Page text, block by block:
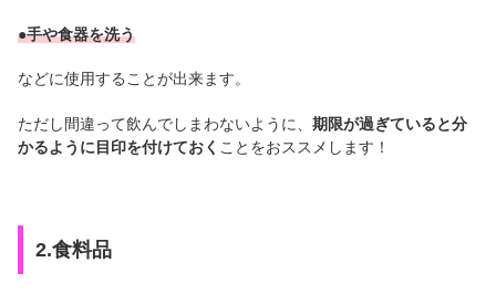
●手や食器を洗う
などに使用することが出来ます。
ただし間違って飲んでしまわないように、 期限が過ぎていると分
かるように目印を付けておく ことをおススメします！
2.食料品